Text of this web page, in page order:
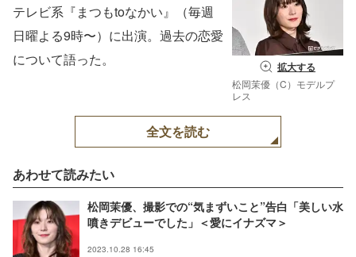
拡大する
松岡茉優（C）モデルプ
レス
テレビ系『まつもtoなかい』（毎週
日曜よる9時〜）に出演。過去の恋愛
について語った。
全文を読む
あわせて読みたい
松岡茉優、撮影での“気まずいこと”告白「美しい水
噴きデビューでした」＜愛にイナズマ＞
2023.10.28 16:45